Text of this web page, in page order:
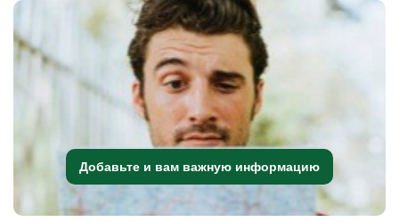
Добавьте и вам важную информацию